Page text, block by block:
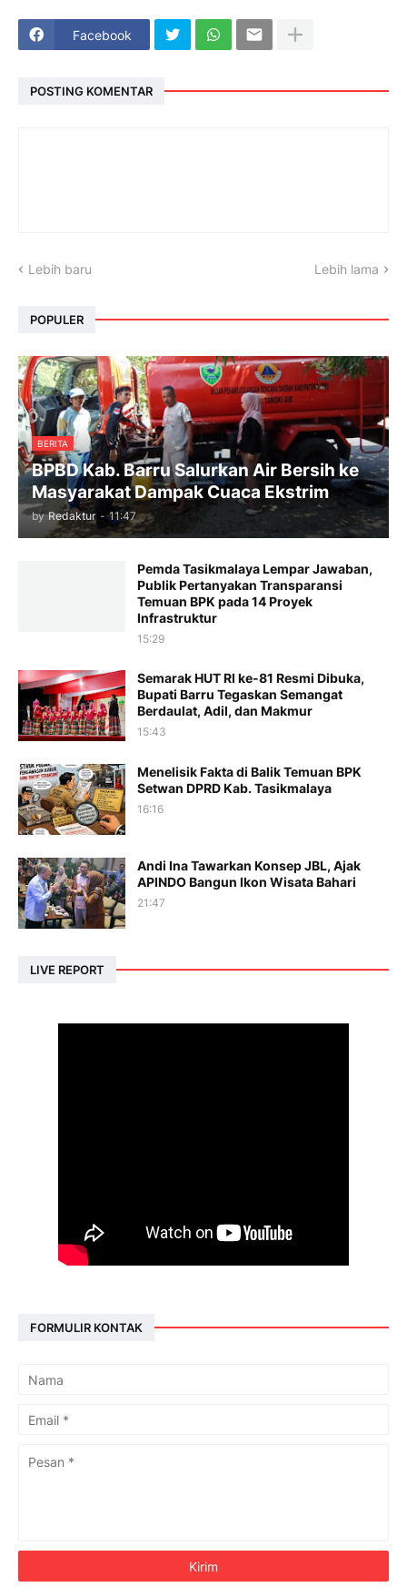
Facebook
POSTING KOMENTAR
Lebih baru Lebih lama
POPULER
BERITA
BPBD Kab. Barru Salurkan Air Bersih ke
Masyarakat Dampak Cuaca Ekstrim
by Redaktur - 11:47
Pemda Tasikmalaya Lempar Jawaban,
Publik Pertanyakan Transparansi
Temuan BPK pada 14 Proyek
Infrastruktur
15:29
Semarak HUT RI ke-81 Resmi Dibuka,
Bupati Barru Tegaskan Semangat
Berdaulat, Adil, dan Makmur
15:43
Menelisik Fakta di Balik Temuan BPK
Setwan DPRD Kab. Tasikmalaya
16:16
Andi Ina Tawarkan Konsep JBL, Ajak
APINDO Bangun Ikon Wisata Bahari
21:47
LIVE REPORT
FORMULIR KONTAK